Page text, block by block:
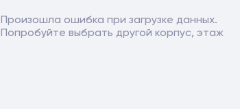
Произошла ошибка при загрузке данных.
Попробуйте выбрать другой корпус, этаж